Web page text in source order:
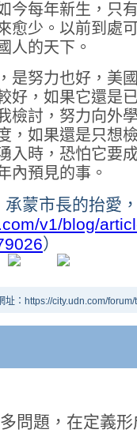
今每年新生，只
愈少。以前到處
人的天下。
是努力也好，美
好，如果它還是
檢討，努力向外
，如果還是只想
入時，恐怕它要
內預見的事。
承蒙市長的抬愛
v1/blog/
）
址：https://city.udn.com/
問題，在定義